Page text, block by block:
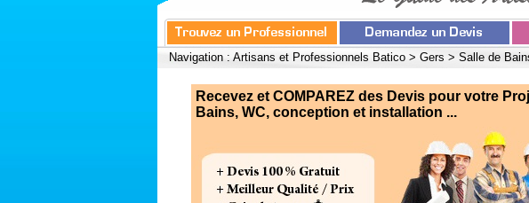
Navigation : Artisans et Professionnels Batico > Gers > Salle de
Recevez et COMPAREZ des Devis pour votre
Bains, WC, conception et installation ...